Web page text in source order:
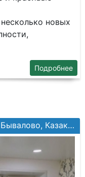
новых
Подробнее
Казакова ул, №10